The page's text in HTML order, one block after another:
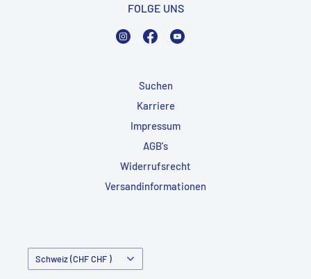
FOLGE UNS
InstagramFacebook
Suchen
Karriere
Impressum
AGB's
Widerrufsrecht
Versandinformationen
Land/Region Schweiz (CHF CHF )